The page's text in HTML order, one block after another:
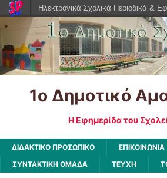
1ο Δημοτικό
Η Εφημερίδα του
ΔΙΔΑΚΤΙΚΟ ΠΡΟΣΩΠΙΚΟ
ΕΠΙΚΟΙΝΩΝΙΑ
ΣΥΝΤΑΚΤΙΚΗ ΟΜΑΔΑ
ΤΕΥΧΗ
Ηλεκτρονικά Σχολικά Περιοδικά &